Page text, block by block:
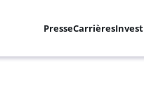
PresseCarrières